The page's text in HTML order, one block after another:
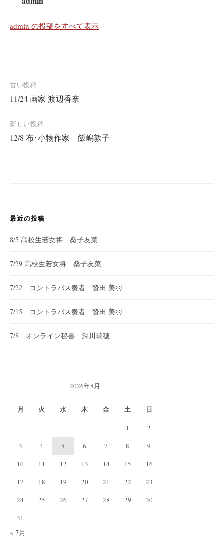
admin の投稿をすべて表示
投
稿
ナ
ビ
古い投稿
11/24 画家 渡辺香奈
新しい投稿
12/8 布･小物作家 飯嶋敦子
最近の投稿
8/5 高校生若女将 桑子友菜
7/29 高校生若女将 桑子友菜
7/22 コントラバス奏者 贄田 美羽
7/15 コントラバス奏者 贄田 美羽
7/8 オンライン秘書 深川瑞穂
2026年8月
月 火 水 木 金 土 日
1
2
3
4 5 6 7 8
9
10
11 12 13 14 15
16
17
18 19 20 21 22
23
24
25 26 27 28 29
30
31
« 7月